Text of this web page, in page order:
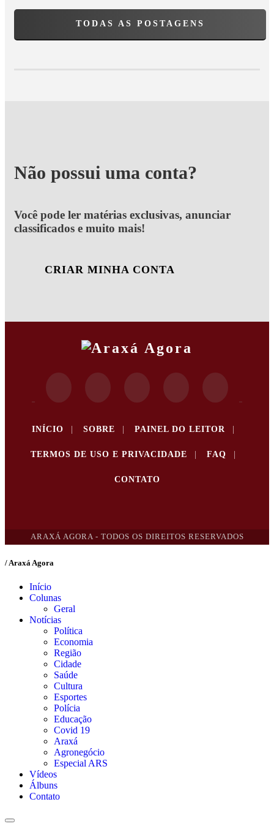
TODAS AS POSTAGENS
Não possui uma conta?
Você pode ler matérias exclusivas, anunciar
classificados e muito mais!
CRIAR MINHA CONTA
INÍCIO SOBRE PAINEL DO LEITOR
TERMOS DE USO E PRIVACIDADE FAQ
CONTATO
ARAXÁ AGORA - TODOS OS DIREITOS RESERVADOS
/ Araxá Agora
Início
Colunas
Geral
Notícias
Política
Economia
Região
Cidade
Saúde
Cultura
Esportes
Polícia
Educação
Covid 19
Araxá
Agronegócio
Especial ARS
Vídeos
Álbuns
Contato